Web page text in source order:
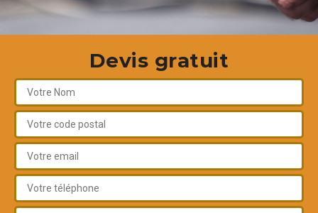
Devis gratuit